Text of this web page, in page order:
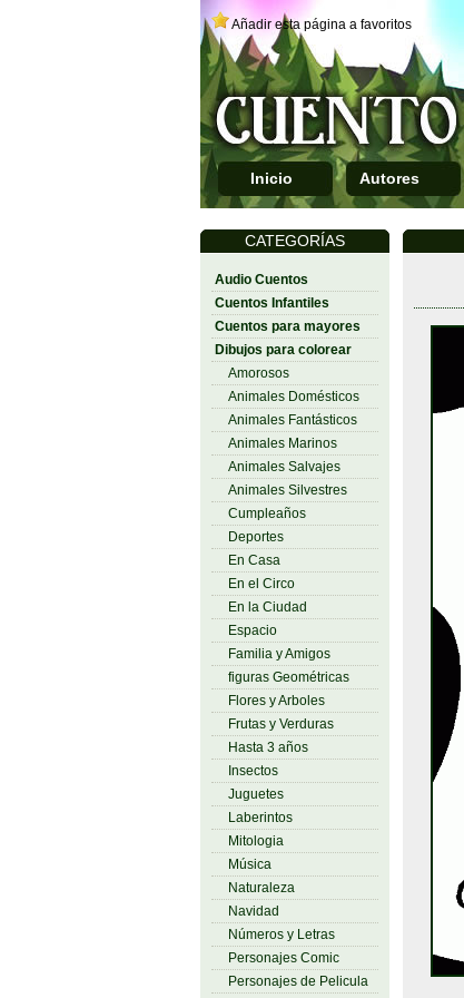
Añadir esta página a favoritos
Inicio Autores
CATEGORÍAS
Audio Cuentos
Cuentos Infantiles
Cuentos para mayores
Dibujos para colorear
Amorosos
Animales Domésticos
Animales Fantásticos
Animales Marinos
Animales Salvajes
Animales Silvestres
Cumpleaños
Deportes
En Casa
En el Circo
En la Ciudad
Espacio
Familia y Amigos
figuras Geométricas
Flores y Arboles
Frutas y Verduras
Hasta 3 años
Insectos
Juguetes
Laberintos
Mitologia
Música
Naturaleza
Navidad
Números y Letras
Personajes Comic
Personajes de Pelicula